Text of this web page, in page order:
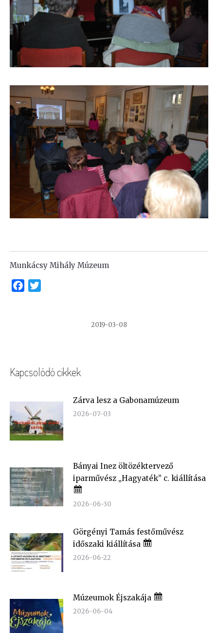
Munkácsy Mihály Múzeum
Facebook
2019-03-08
Kapcsolódó cikkek
Zárva lesz a Gabonamúzeum
2026-07-03
Bányai Inez öltözéktervező
iparművész „Hagyaték” c. kiállítása
2026-06-30
Görgényi Tamás festőművész
időszaki kiállítása
2026-06-22
Múzeumok Éjszakája
2026-06-04